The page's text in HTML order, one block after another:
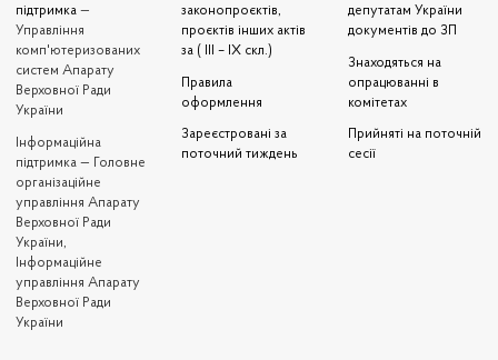
підтримка —
Управління
комп'ютеризованих
систем Апарату
Верховної Ради
України
Iнформаційна
підтримка — Головне
організаційне
управління Апарату
Верховної Ради
України,
Інформаційне
управління Апарату
Верховної Ради
України
законопроєктів,
проєктів інших актів
за ( III – IX скл.)
Правила
оформлення
Зареєстровані за
поточний тиждень
депутатам України
документів до ЗП
Знаходяться на
опрацюванні в
комітетах
Прийняті на поточній
сесії